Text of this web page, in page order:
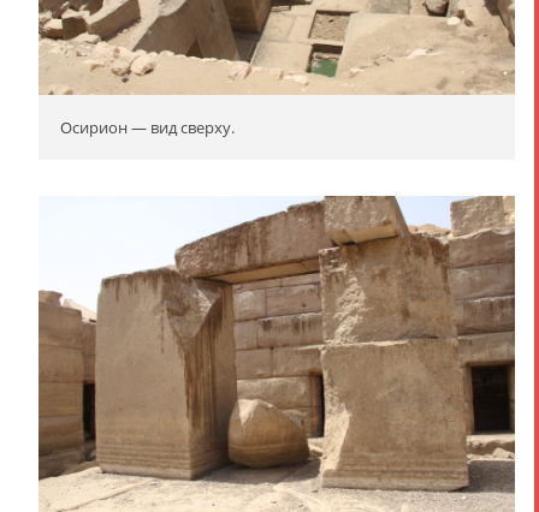
Осирион — вид сверху.